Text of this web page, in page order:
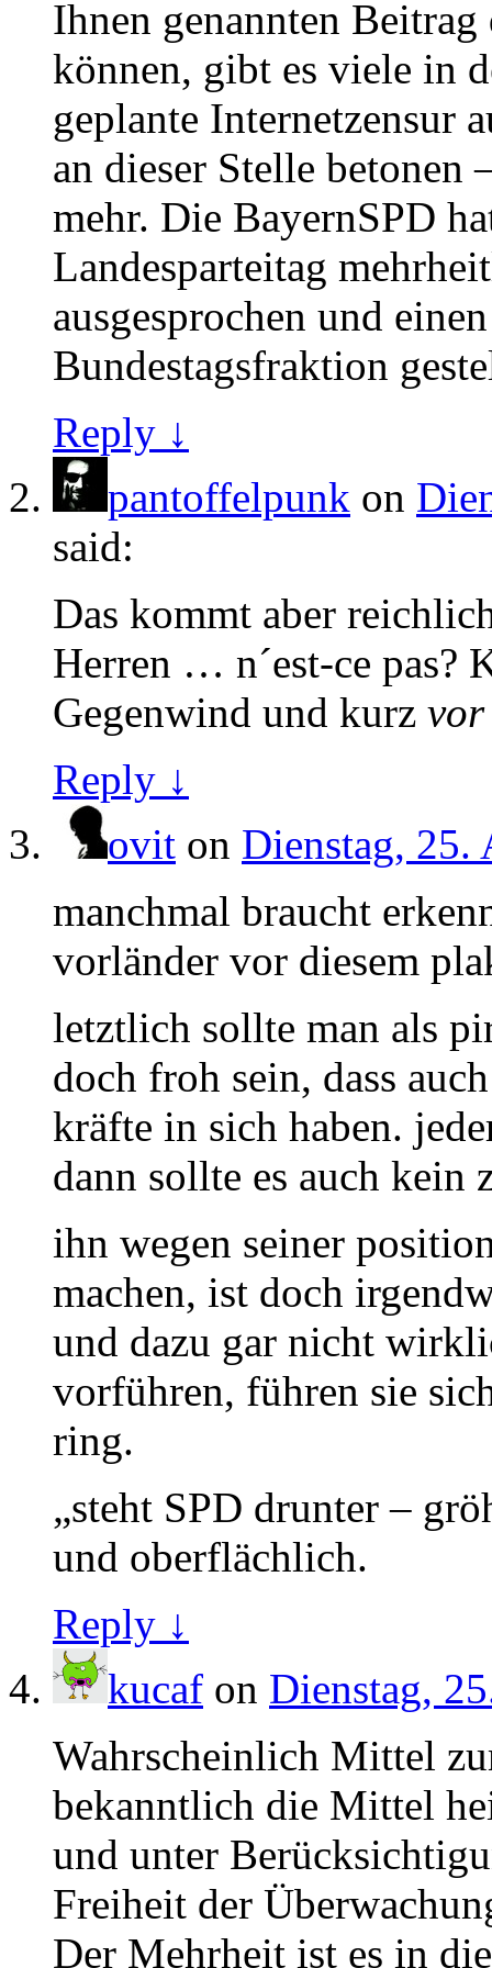
Ihnen genannten Beitrag
können, gibt es viele in
geplante Internetzensur
an dieser Stelle betonen
mehr. Die BayernSPD
Landesparteitag
ausgesprochen und
Bundestagsfraktion
Reply ↓
pantoffelpunk on
said:
Das kommt aber
Herren … n´est-ce pas?
Gegenwind und kurz vor
Reply ↓
ovit on Dienstag, 25.
manchmal braucht
vorländer vor diesem
letztlich sollte man als
doch froh sein, dass
kräfte in sich haben.
dann sollte es auch kein
ihn wegen seiner
machen, ist doch
und dazu gar nicht
vorführen, führen sie
ring.
„steht SPD drunter –
und oberflächlich.
Reply ↓
kucaf on Dienstag,
Wahrscheinlich Mittel
bekanntlich die Mittel
und unter
Freiheit der
Der Mehrheit ist es in